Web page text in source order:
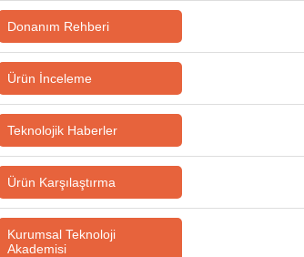
Donanım Rehberi
Ürün İnceleme
Teknolojik Haberler
Ürün Karşılaştırma
Kurumsal Teknoloji
Akademisi